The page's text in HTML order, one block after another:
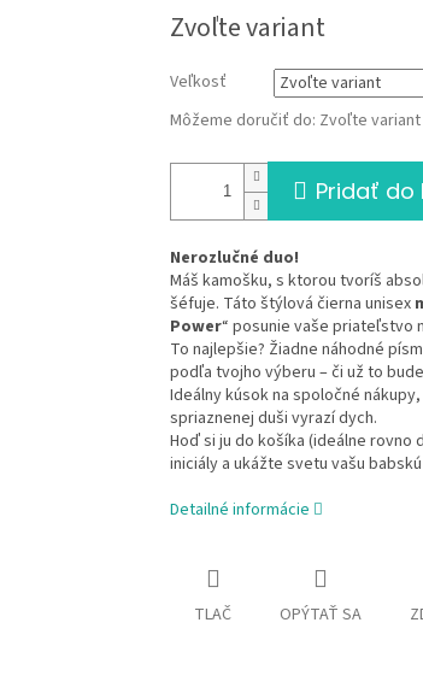
cena:
Zvoľte variant
Veľkosť
Môžeme doručiť do: Zvoľte variant
Pridať do
Nerozlučné duo!
Máš kamošku, s ktorou tvoríš
šéfuje. Táto štýlová čierna unisex
Power“ posunie vaše priateľstvo
To najlepšie? Žiadne náhodné
podľa tvojho výberu – či už to
Ideálny kúsok na spoločné
spriaznenej duši vyrazí dych.
Hoď si ju do košíka (ideálne rovno
iniciály a ukážte svetu vašu
Detailné informácie
TLAČ OPÝTAŤ SA